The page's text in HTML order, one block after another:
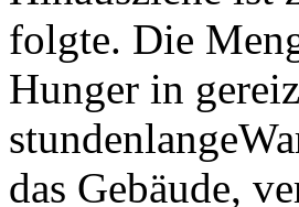
folgte. Die
Hunger in
das Gebäude,